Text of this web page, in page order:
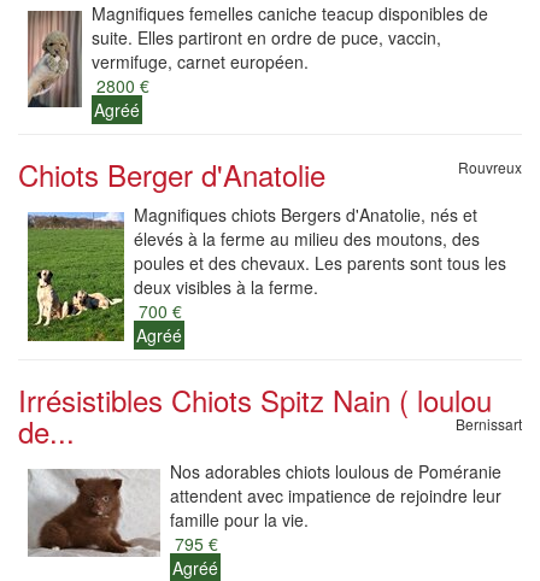
Magnifiques femelles caniche teacup disponibles de
suite. Elles partiront en ordre de puce, vaccin,
vermifuge, carnet européen.
2800 €
Agréé
Chiots Berger d'Anatolie Rouvreux
Magnifiques chiots Bergers d'Anatolie, nés et
élevés à la ferme au milieu des moutons, des
poules et des chevaux. Les parents sont tous les
deux visibles à la ferme.
700 €
Agréé
Irrésistibles Chiots Spitz Nain ( loulou
de... Bernissart
Nos adorables chiots loulous de Poméranie
attendent avec impatience de rejoindre leur
famille pour la vie.
795 €
Agréé